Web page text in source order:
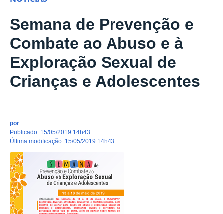
Semana de Prevenção e
Combate ao Abuso e à
Exploração Sexual de
Crianças e Adolescentes
por
publicado: 15/05/2019 14h43
última modificação: 15/05/2019 14h43